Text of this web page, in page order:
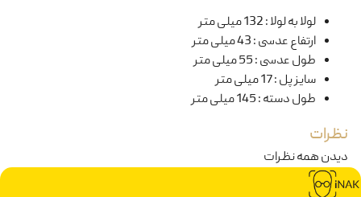
لولا به لولا:132 میلی متر
ارتفاع عدسی:43 میلی متر
طول عدسی:55 میلی متر
سایز پل:17 میلی متر
طول دسته:145 میلی متر
نظرات
دیدن همه نظرات